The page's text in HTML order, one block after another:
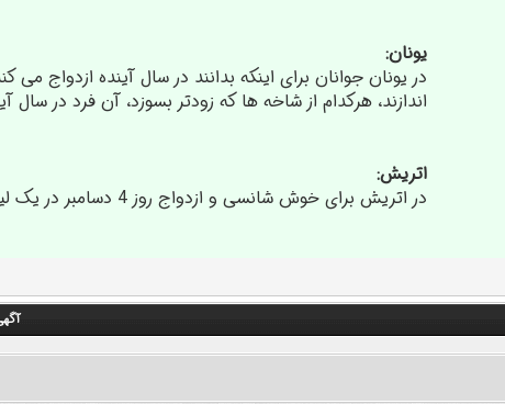
یونان:
در یونان جوانان برای اینکه بدانند در سال آینده
اندازند، هرکدام از شاخه ها که زودتر بسوزد، آن فرد در
اتریش:
در اتریش برای خوش شانسی و ازدواج روز 4 دسامبر در یک لیوان آب یک تک شاخه از درخت گیلاس می گذارند که تا روز کریسمس جوانه بزند.